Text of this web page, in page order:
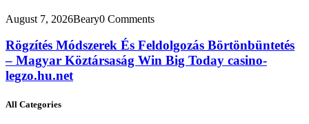
August 7, 2026Beary0 Comments
Rögzítés Módszerek És Feldolgozás Börtönbüntetés
– Magyar Köztársaság Win Big Today casino-
legzo.hu.net
All Categories